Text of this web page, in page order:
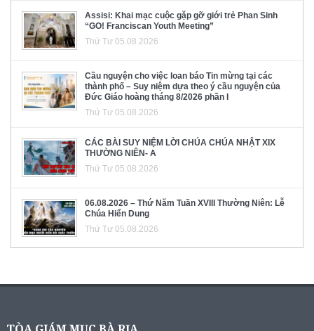
Assisi: Khai mạc cuộc gặp gỡ giới trẻ Phan Sinh
“GO! Franciscan Youth Meeting”
Thứ Tư 05.08.2026
Cầu nguyện cho việc loan báo Tin mừng tại các
thành phố – Suy niệm dựa theo ý cầu nguyện của
Đức Giáo hoàng tháng 8/2026 phần I
Thứ Tư 05.08.2026
CÁC BÀI SUY NIỆM LỜI CHÚA CHÚA NHẬT XIX
THƯỜNG NIÊN- A
Thứ Tư 05.08.2026
06.08.2026 – Thứ Năm Tuần XVIII Thường Niên: Lễ
Chúa Hiển Dung
Thứ Tư 05.08.2026